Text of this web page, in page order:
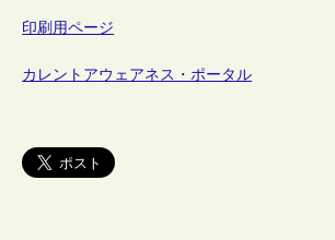
印刷用ページ
カレントアウェアネス・ポータル